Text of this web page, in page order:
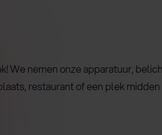
We nemen onze apparatuur,
restaurant of een plek midden